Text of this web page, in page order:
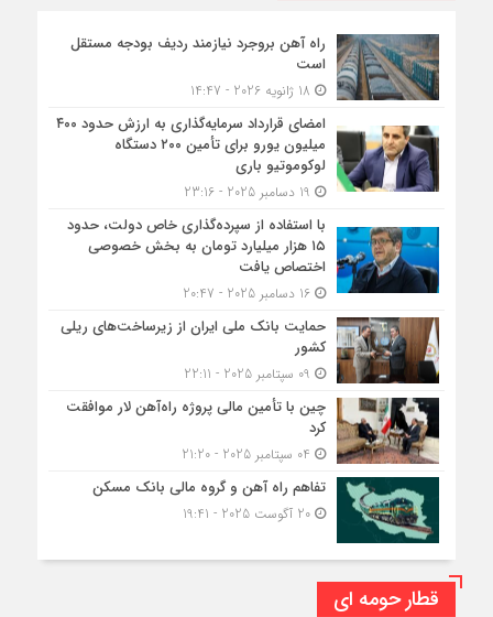
راه آهن بروجرد نیازمند ردیف بودجه مستقل
است
امضای قرارداد سرمایه‌گذاری به ارزش حدود ۴۰۰
میلیون یورو برای تأمین ۲۰۰ دستگاه
لوکوموتیو باری
با استفاده از سپرده‌گذاری خاص دولت، حدود
۱۵ هزار میلیارد تومان به بخش خصوصی
اختصاص یافت
16 دسامبر 2025 - 20:47
حمایت بانک ملی ایران از زیرساخت‌های ریلی
کشور
چین با تأمین مالی پروژه راه‌آهن لار موافقت
کرد
تفاهم راه آهن و گروه مالی بانک مسکن
20 آگوست 2025 - 19:41
قطار حومه ای